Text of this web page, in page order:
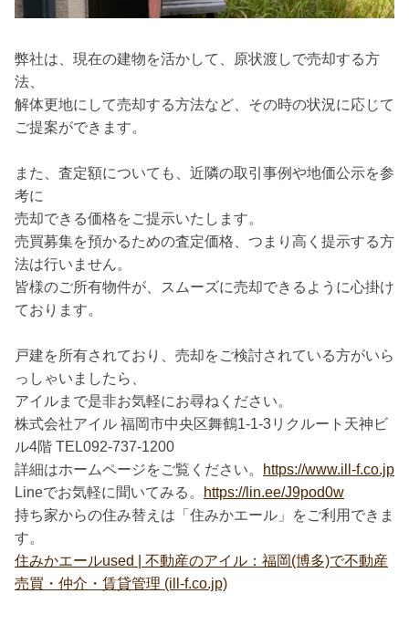
弊社は、現在の建物を活かして、原状渡しで売却する方
法、
解体更地にして売却する方法など、その時の状況に応じて
ご提案ができます。
また、査定額についても、近隣の取引事例や地価公示を参
考に
売却できる価格をご提示いたします。
売買募集を預かるための査定価格、つまり高く提示する方
法は行いません。
皆様のご所有物件が、スムーズに売却できるように心掛け
ております。
戸建を所有されており、売却をご検討されている方がいら
っしゃいましたら、
アイルまで是非お気軽にお尋ねください。
株式会社アイル 福岡市中央区舞鶴1-1-3リクルート天神ビ
ル4階 TEL092-737-1200
詳細はホームページをご覧ください。
https://www.ill-f.co.jp
Lineでお気軽に聞いてみる。
https://lin.ee/J9pod0w
持ち家からの住み替えは「住みかエール」をご利用できま
す。
住みかエールused | 不動産のアイル：福岡(博多)で不動産
売買・仲介・賃貸管理 (ill-f.co.jp)